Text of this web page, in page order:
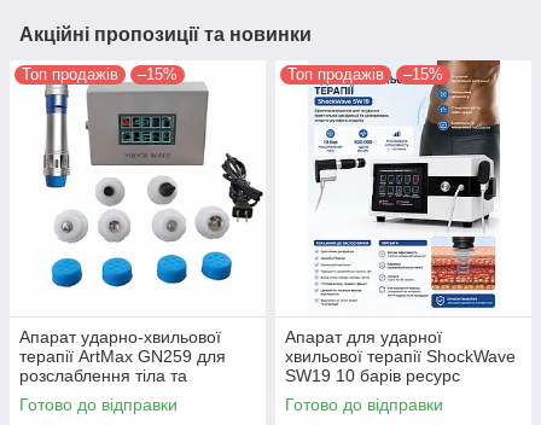
Акційні пропозиції та новинки
Топ продажів –15%
Апарат ударно-хвильової
терапії ArtMax GN259 для
розслаблення тіла та
полегшення болю із
сенсорним екраном
Готово до відправки
Топ продажів –15%
Апарат для ударної
хвильової терапії ShockWave
SW19 10 барів ресурс
500000 лікування
еректильної дисфункції УВТ
Готово до відправки